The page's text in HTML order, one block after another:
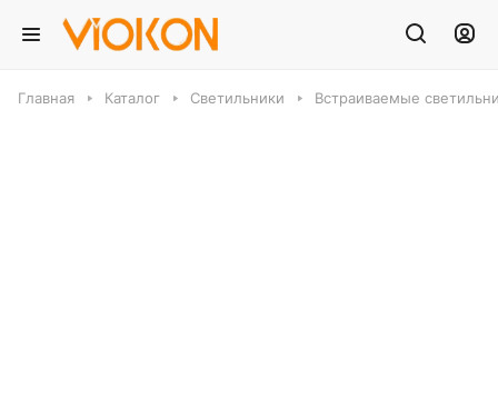
Главная Каталог Светильники Встраиваемые